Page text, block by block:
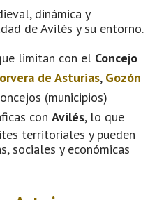
dinámica y
de Avilés y su entorno.
limitan con el Concejo
de Asturias, Gozón
(municipios)
con Avilés, lo que
territoriales y pueden
sociales y económicas